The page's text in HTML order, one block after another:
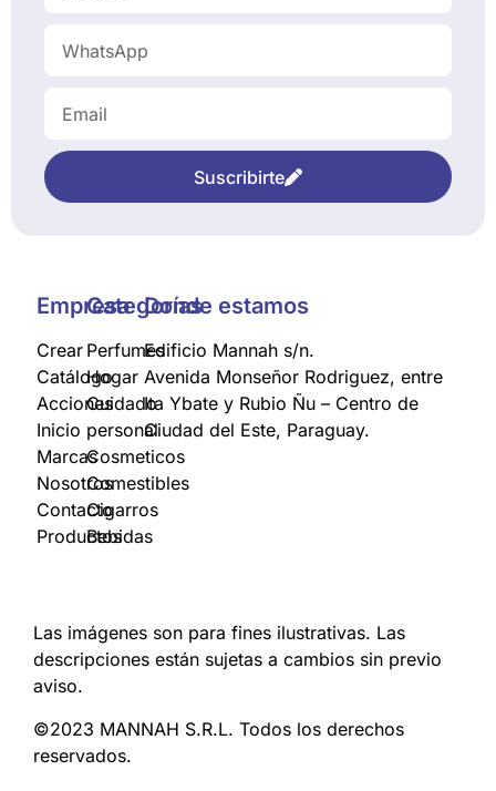
Suscribirte
Empresa
Crear
Catálogo
Acciones
Inicio
Marcas
Nosotros
Contacto
Productos
Categorías
Perfumes
Hogar
Cuidado
personal
Cosmeticos
Comestibles
Cigarros
Bebidas
Donde estamos
Edificio Mannah s/n.
Avenida Monseñor Rodriguez, entre
Ita Ybate y Rubio Ñu – Centro de
Ciudad del Este, Paraguay.
Las imágenes son para fines ilustrativas. Las
descripciones están sujetas a cambios sin previo
aviso.
©2023 MANNAH S.R.L. Todos los derechos
reservados.